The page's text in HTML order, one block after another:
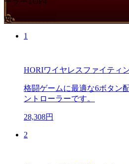
PR
1
HORIワイヤレスファイティ
格闘ゲームに最適な6ボタン
ントローラーです。
28,308円
2